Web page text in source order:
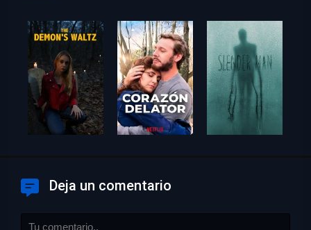
Deja un comentario